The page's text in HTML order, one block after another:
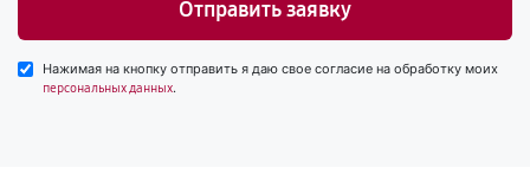
Отправить заявку
Нажимая на кнопку отправить я даю свое согласие на обработку моих
персональных данных.